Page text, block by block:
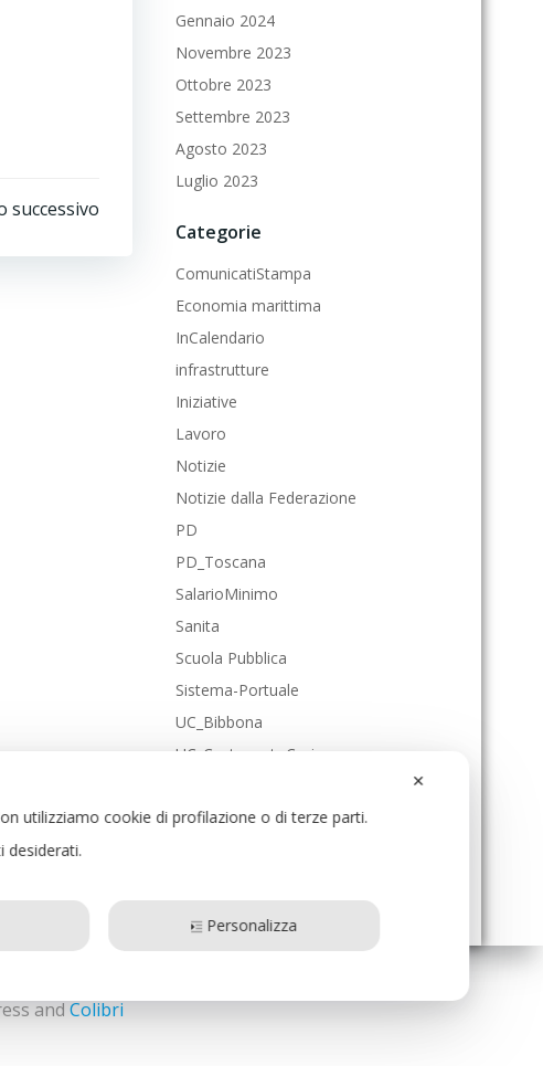
successivo
Gennaio 2024
Novembre 2023
Ottobre 2023
Settembre 2023
Agosto 2023
Luglio 2023
Categorie
ComunicatiStampa
Economia marittima
InCalendario
infrastrutture
Iniziative
Lavoro
Notizie
Notizie dalla Federazione
PD
PD_Toscana
SalarioMinimo
Sanita
Scuola Pubblica
Sistema-Portuale
UC_Bibbona
UC_CastagnetoCcci
UC_Collesalvetti
and Colibri
✕
utilizziamo cookie di profilazione o di terze parti.
desiderati.
Personalizza